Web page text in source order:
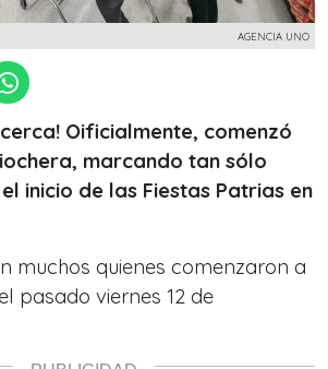
AGENCIA UNO
Oificialmente, comenzó
marcando tan sólo
inicio de las Fiestas Patrias en
muchos quienes comenzaron a
pasado viernes 12 de